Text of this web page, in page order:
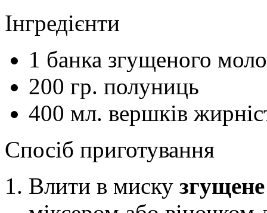
Інгредієнти
1 банка згущеного
200 гр. полуниць
400 мл. вершків
Спосіб приготування
Влити в миску